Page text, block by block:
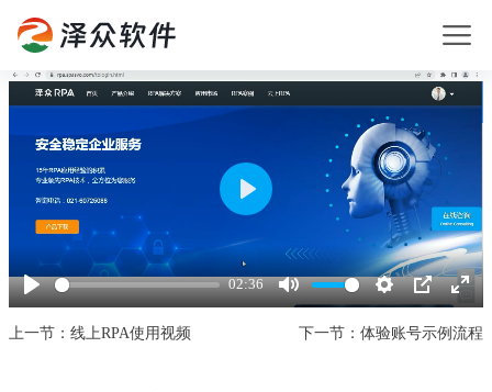
Play
02:36
Mute SettingsPIP
Enter
Play
上一节：线上RPA使用视频 下一节：体验账号示例流程